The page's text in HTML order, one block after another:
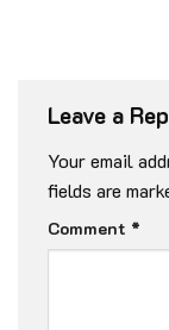
Leave a
Your email
fields are
Comment *